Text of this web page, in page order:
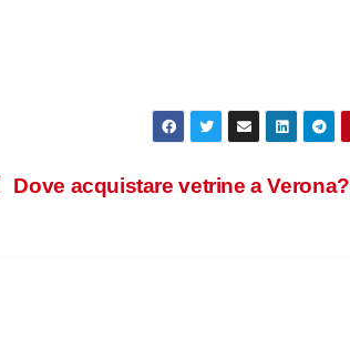
Dove acquistare vetrine a